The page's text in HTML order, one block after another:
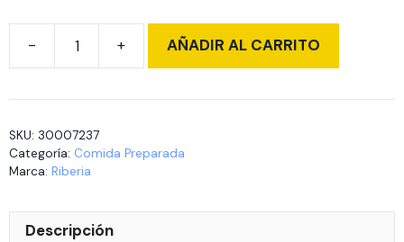
Pechuga
Pavo
Natural
x
AÑADIR AL CARRITO
SKU: 30007237
Categoría: Comida Preparada
Marca: Riberia
Descripción